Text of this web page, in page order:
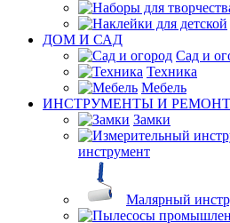
ДОМ И САД
Сад и
Техника
Мебель
ИНСТРУМЕНТЫ И РЕМОНТ
Замки
инструмент
Малярный